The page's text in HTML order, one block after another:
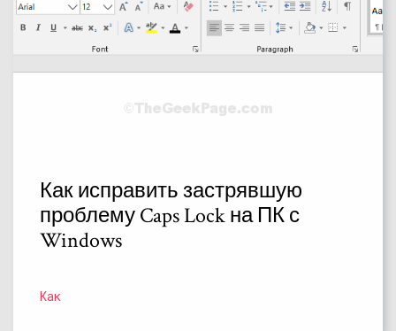
Как исправить застрявшую
проблему Caps Lock на ПК с
Windows
Как